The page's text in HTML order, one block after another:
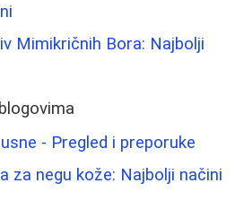
Mimikričnih Bora: Najbolji
- Pregled i preporuke
za negu kože: Najbolji načini